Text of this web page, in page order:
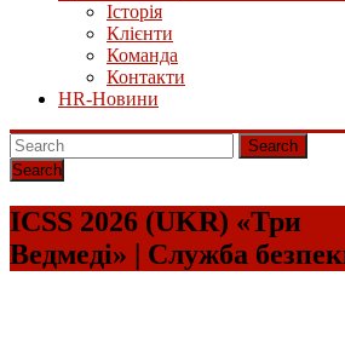
Історія
Клієнти
Команда
Контакти
HR-Новини
Search
ICSS 2026 (UKR) «Три
Ведмеді» | Служба